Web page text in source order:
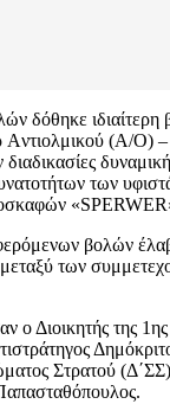
δόθηκε ιδιαίτερη
Aντιολμικού (Α/Ο) –
των
βολών
μεταξύ των
ο Διοικητής της
Στρατού